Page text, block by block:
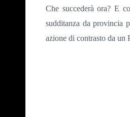
Che succederà ora? E
sudditanza da provincia
azione di contrasto da un